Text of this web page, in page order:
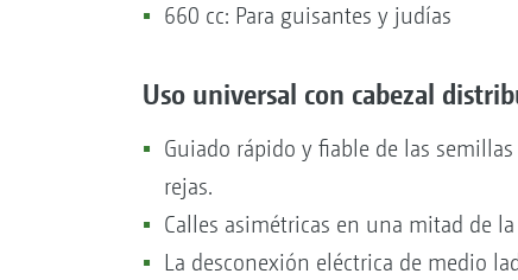
660 cc: Para guisantes y judías
Uso universal con cabezal
Guiado rápido y fiable de las
rejas.
Calles asimétricas en una mitad de
La desconexión eléctrica de medio